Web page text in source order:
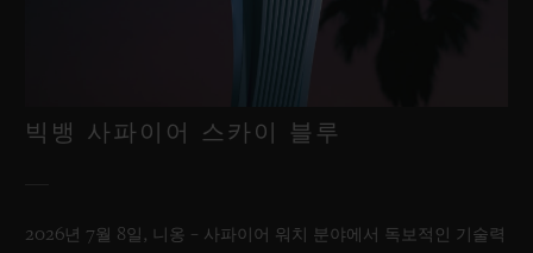
빅뱅 사파이어 스카이 블루
2026년 7월 8일, 니옹 – 사파이어 워치 분야에서 독보적인 기술력